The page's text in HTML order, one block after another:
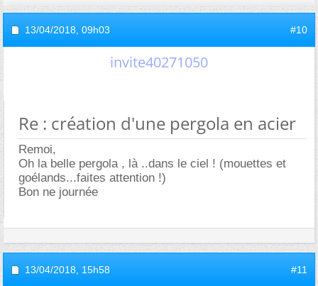
13/04/2018, 09h03 #10
invite40271050
Re : création d'une pergola en acier
Remoi,
Oh la belle pergola , là ..dans le ciel ! (mouettes et
goélands...faites attention !)
Bon ne journée
13/04/2018, 15h58 #11